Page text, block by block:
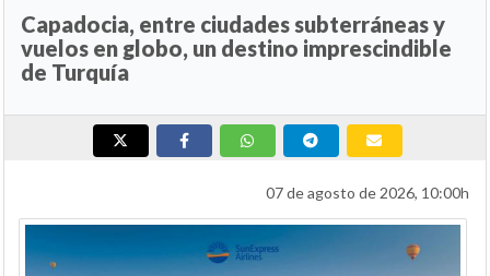
Capadocia, entre ciudades subterráneas y
vuelos en globo, un destino imprescindible
de Turquía
07 de agosto de 2026, 10:00h